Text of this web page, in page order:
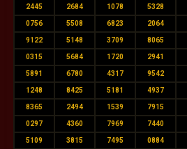
2445 2684 1078 5328
0756 5508 6823 2064
9122 5148 3709 8065
0315 5684 1720 2941
5891 6780 4317 9542
1248 8425 5181 4937
8365 2494 1539 7915
0297 4360 7969 7440
5109 3815 7495 0884